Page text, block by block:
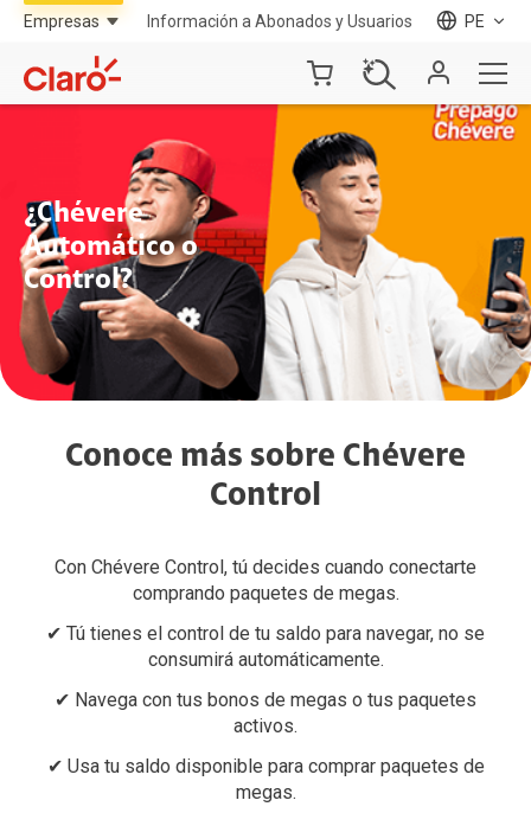
Información a Abonados y Usuarios PE
¿Chévere
Automático o
Control?
Conoce más sobre Chévere
Control
Con Chévere Control, tú decides cuando conectarte
comprando paquetes de megas.
✔ Tú tienes el control de tu saldo para navegar, no se
consumirá automáticamente.
✔ Navega con tus bonos de megas o tus paquetes
activos.
✔ Usa tu saldo disponible para comprar paquetes de
megas.